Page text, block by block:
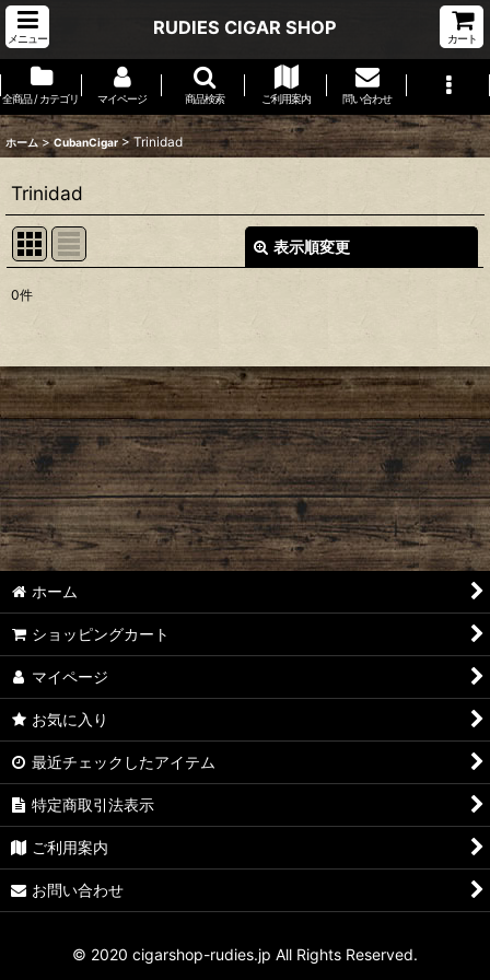
メニュー
RUDIES CIGAR SHOP
カート
全商品 / カテゴリ マイページ 商品検索 ご利用案内 問い合わせ
ホーム > CubanCigar > Trinidad
Trinidad
表示順変更
並び順:
絞り込む
0件
ホーム
ショッピングカート
マイページ
お気に入り
最近チェックしたアイテム
特定商取引法表示
ご利用案内
お問い合わせ
© 2020 cigarshop-rudies.jp All Rights Reserved.